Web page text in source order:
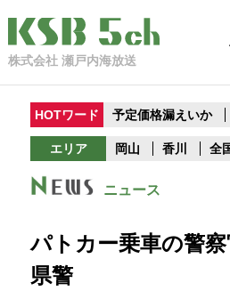
株式会社 瀬戸内海放送
HOTワード 予定価格漏えいか
エリア 岡山 香川 全
ニュース
パトカー乗車の警
県警